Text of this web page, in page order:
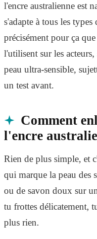
l'encre australienne est
s'adapte à tous les
précisément pour ça que
l'utilisent sur les acteurs,
peau ultra-sensible,
un test avant.
Comment
l'encre
Rien de plus simple, et
qui marque la peau des
ou de savon doux sur
tu frottes délicatement,
plus rien.